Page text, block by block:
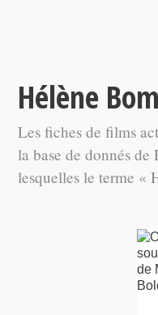
Hélène
Les fiches de films
la base de donnés
lesquelles le terme «